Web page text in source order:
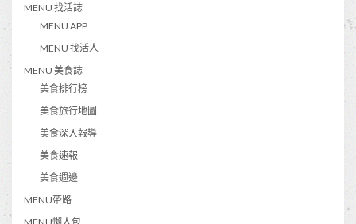
MENU 找活誌
MENU APP
MENU 找活人
MENU 美食誌
美食排行榜
美食旅行地圖
美食深入報導
美食速報
美食週邊
MENU帶路